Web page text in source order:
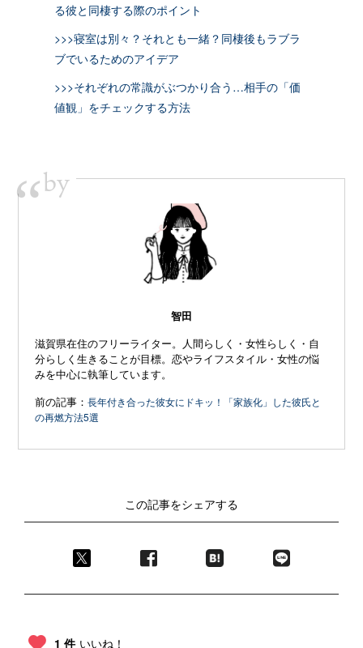
る彼と同棲する際のポイント
>>>寝室は別々？それとも一緒？同棲後もラブラ
ブでいるためのアイデア
>>>それぞれの常識がぶつかり合う…相手の「価
値観」をチェックする方法
“by
智田
滋賀県在住のフリーライター。人間らしく・女性らしく・自
分らしく生きることが目標。恋やライフスタイル・女性の悩
みを中心に執筆しています。
前の記事：長年付き合った彼女にドキッ！「家族化」した彼氏と
の再燃方法5選
この記事をシェアする
1 件 いいね！